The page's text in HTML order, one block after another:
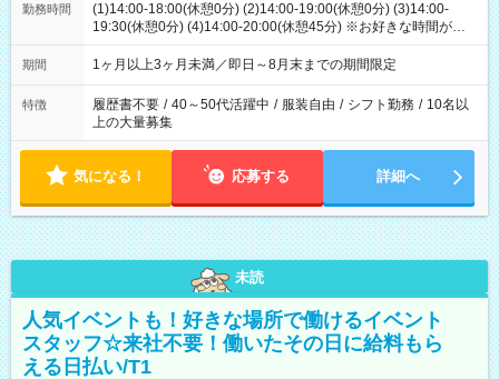
勤務時間
(1)14:00-18:00(休憩0分) (2)14:00-19:00(休憩0分) (3)14:00-
19:30(休憩0分) (4)14:00-20:00(休憩45分) ※お好きな時間が選べ
ます
期間 1ヶ月以上3ヶ月未満／即日～8月末までの期間限定
特徴 履歴書不要 / 40～50代活躍中 / 服装自由 / シフト勤務 / 10名以
上の大量募集
気になる！ 応募する 詳細へ
未読
人気イベントも！好きな場所で働けるイベント
スタッフ☆来社不要！働いたその日に給料もら
える日払い/T1